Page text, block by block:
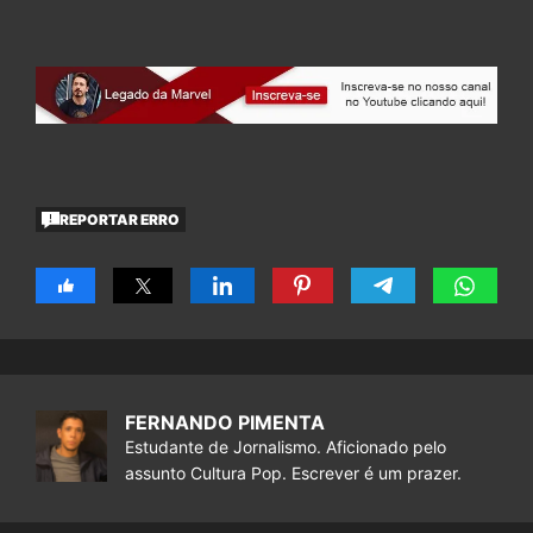
REPORTAR ERRO
FERNANDO PIMENTA
Estudante de Jornalismo. Aficionado pelo
assunto Cultura Pop. Escrever é um prazer.